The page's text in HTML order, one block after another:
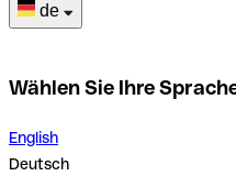
de
Wählen Sie Ihre
English
Deutsch